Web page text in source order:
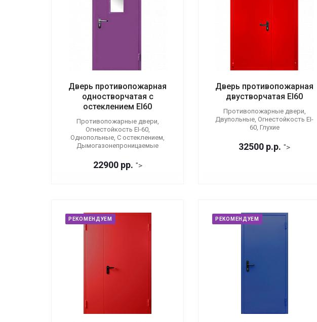
Дверь противопожарная
одностворчатая с
остеклением EI60
Противопожарные двери,
Огнестойкость EI-60,
Однопольные, С остеклением,
Дымогазонепроницаемые
22900 рр. ">
Дверь противопожарная
двустворчатая EI60
Противопожарные двери,
Двупольные, Огнестойкость EI-
60, Глухие
32500 р.р. ">
РЕКОМЕНДУЕМ РЕКОМЕНДУЕМ